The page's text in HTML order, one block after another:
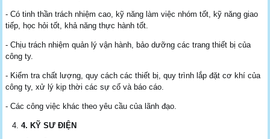
- Có tinh thần trách nhiệm cao, kỹ năng làm việc nhóm tốt, kỹ năng giao
tiếp, học hỏi tốt, khả năng thực hành tốt.
- Chịu trách nhiệm quản lý vận hành, bảo dưỡng các trang thiết bị của
công ty.
- Kiểm tra chất lượng, quy cách các thiết bị, quy trình lắp đặt cơ khí của
công ty, xử lý kịp thời các sự cố và báo cáo.
- Các công việc khác theo yêu cầu của lãnh đạo.
4. KỸ SƯ ĐIỆN